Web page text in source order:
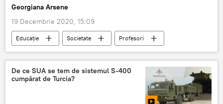
Georgiana Arsene
19 Decembrie 2020, 15:09
Educație Societate Profesori
De ce SUA se tem de sistemul S-400
cumpărat de Turcia?